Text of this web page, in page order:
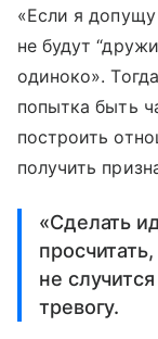
«Если я
не будут
одиноко».
попытка быть
построить
получить
«Сделать
не
тревогу.